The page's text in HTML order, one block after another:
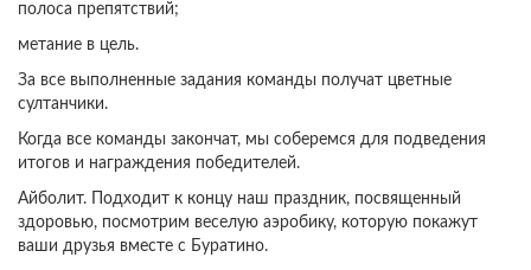
полоса препятствий;
метание в цель.
За все выполненные задания команды получат цветные
султанчики.
Когда все команды закончат, мы соберемся для подведения
итогов и награждения победителей.
Айболит. Подходит к концу наш праздник, посвященный
здоровью, посмотрим веселую аэробику, которую покажут
ваши друзья вместе с Буратино.